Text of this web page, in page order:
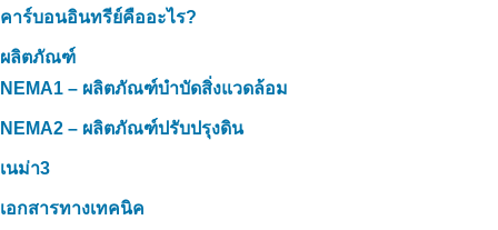
คาร์บอนอินทรีย์คืออะไร?
ผลิตภัณฑ์
NEMA1 – ผลิตภัณฑ์บำบัดสิ่งแวดล้อม
NEMA2 – ผลิตภัณฑ์ปรับปรุงดิน
เนม่า3
เอกสารทางเทคนิค